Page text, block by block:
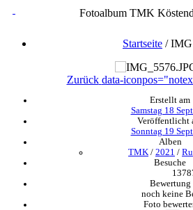
Fotoalbum TMK
Startseite /IMG
Zurück data-
Erstellt am
Samstag 18
Veröffentlicht
Sonntag 19
Alben
TMK / 2021 /
Besuche
Bewertung
noch keine
Foto